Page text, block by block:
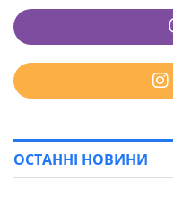
ОСТАННІ НОВИНИ